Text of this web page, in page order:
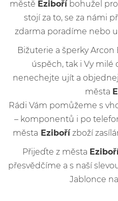
městě Eziboříbohužel
stojí za to, se za námi
zdarma poradíme nebo
Bižuterie a šperky Arcon
úspěch, tak i Vy milé
nenechejte ujít a
města
Rádi Vám pomůžeme s
– komponentů i po
města Ezibořízboží
Přijeďte z města
přesvědčíme a s naší
Jablonce